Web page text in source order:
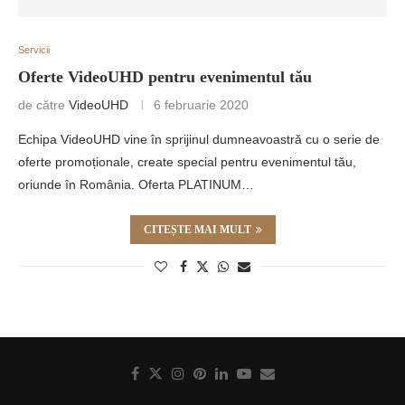
Servicii
Oferte VideoUHD pentru evenimentul tău
de către VideoUHD 6 februarie 2020
Echipa VideoUHD vine în sprijinul dumneavoastră cu o serie de
oferte promoționale, create special pentru evenimentul tău,
oriunde în România. Oferta PLATINUM…
CITEȘTE MAI MULT